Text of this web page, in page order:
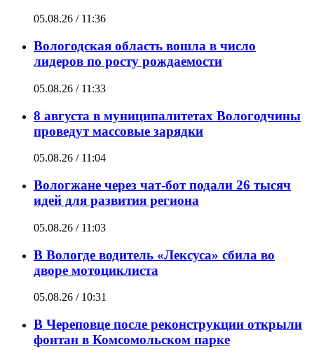
05.08.26 / 11:36
Вологодская область вошла в число
лидеров по росту рождаемости
05.08.26 / 11:33
8 августа в муниципалитетах Вологодчины
проведут массовые зарядки
05.08.26 / 11:04
Вологжане через чат-бот подали 26 тысяч
идей для развития региона
05.08.26 / 11:03
В Вологде водитель «Лексуса» сбила во
дворе мотоциклиста
05.08.26 / 10:31
В Череповце после реконструкции открыли
фонтан в Комсомольском парке